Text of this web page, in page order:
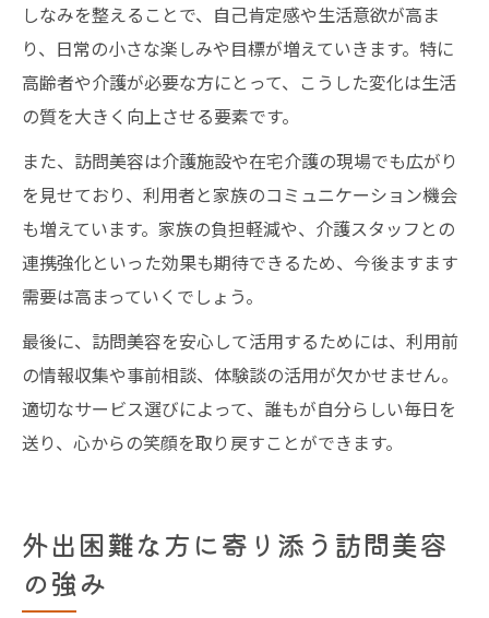
しなみを整えることで、自己肯定感や生活意欲が高ま
り、日常の小さな楽しみや目標が増えていきます。特に
高齢者や介護が必要な方にとって、こうした変化は生活
の質を大きく向上させる要素です。
また、訪問美容は介護施設や在宅介護の現場でも広がり
を見せており、利用者と家族のコミュニケーション機会
も増えています。家族の負担軽減や、介護スタッフとの
連携強化といった効果も期待できるため、今後ますます
需要は高まっていくでしょう。
最後に、訪問美容を安心して活用するためには、利用前
の情報収集や事前相談、体験談の活用が欠かせません。
適切なサービス選びによって、誰もが自分らしい毎日を
送り、心からの笑顔を取り戻すことができます。
外出困難な方に寄り添う訪問美容
の強み